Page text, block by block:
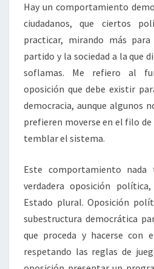
Hay un comportamiento
ciudadanos, que ciertos
practicar, mirando más
partido y la sociedad a la que
soflamas. Me refiero al
oposición que debe existir
democracia, aunque algunos
prefieren moverse en el filo
temblar el sistema.
Este comportamiento
verdadera oposición
Estado plural. Oposición
subestructura democrática
que proceda y hacerse con
respetando las reglas de